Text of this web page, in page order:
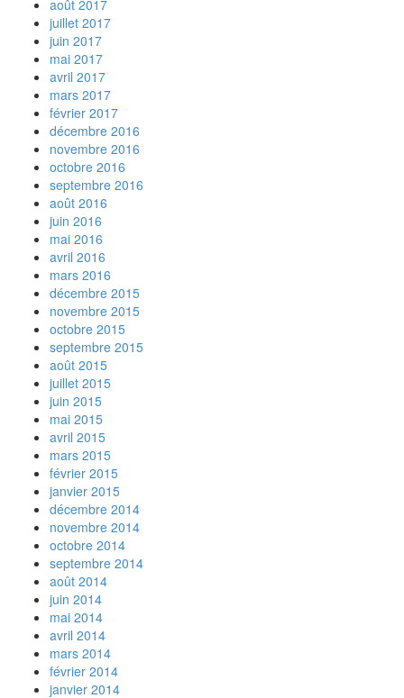
août 2017
juillet 2017
juin 2017
mai 2017
avril 2017
mars 2017
février 2017
décembre 2016
novembre 2016
octobre 2016
septembre 2016
août 2016
juin 2016
mai 2016
avril 2016
mars 2016
décembre 2015
novembre 2015
octobre 2015
septembre 2015
août 2015
juillet 2015
juin 2015
mai 2015
avril 2015
mars 2015
février 2015
janvier 2015
décembre 2014
novembre 2014
octobre 2014
septembre 2014
août 2014
juin 2014
mai 2014
avril 2014
mars 2014
février 2014
janvier 2014